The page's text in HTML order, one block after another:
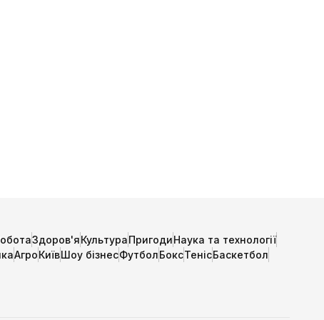
Здоров'яКультураПригодиНаука та технології
АгроКиївШоу бізнесФутболБоксТенісБаскетбол